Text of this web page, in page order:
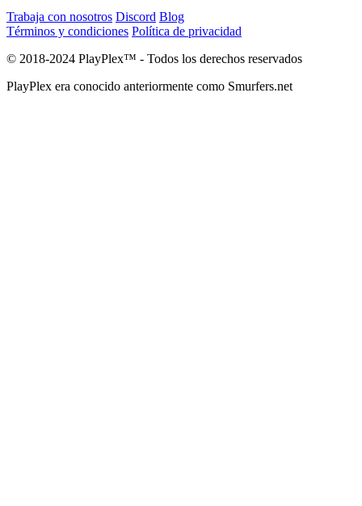
Trabaja con nosotros Discord Blog
Términos y condiciones Política de privacidad
© 2018-2024 PlayPlex™ - Todos los derechos reservados
PlayPlex era conocido anteriormente como Smurfers.net